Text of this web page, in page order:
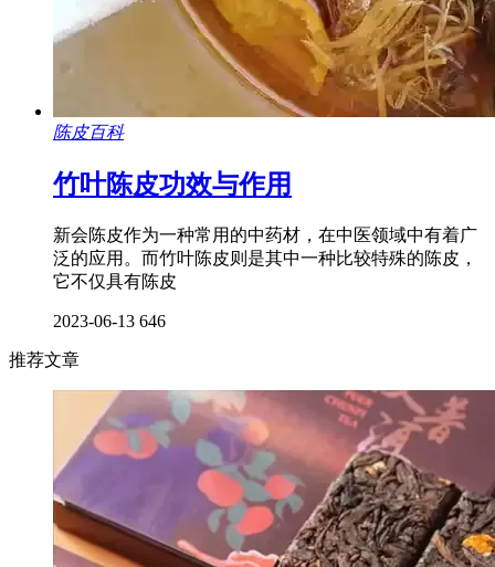
陈皮百科
竹叶陈皮功效与作用
新会陈皮作为一种常用的中药材，在中医领域中有着广
泛的应用。而竹叶陈皮则是其中一种比较特殊的陈皮，
它不仅具有陈皮
2023-06-13 646
推荐文章